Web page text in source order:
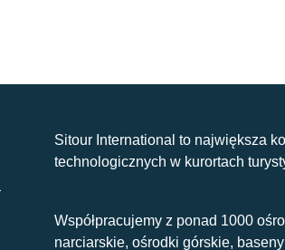
Sitour International to największa
technologicznych w kurortach
Współpracujemy z ponad 1000
narciarskie, ośrodki górskie,